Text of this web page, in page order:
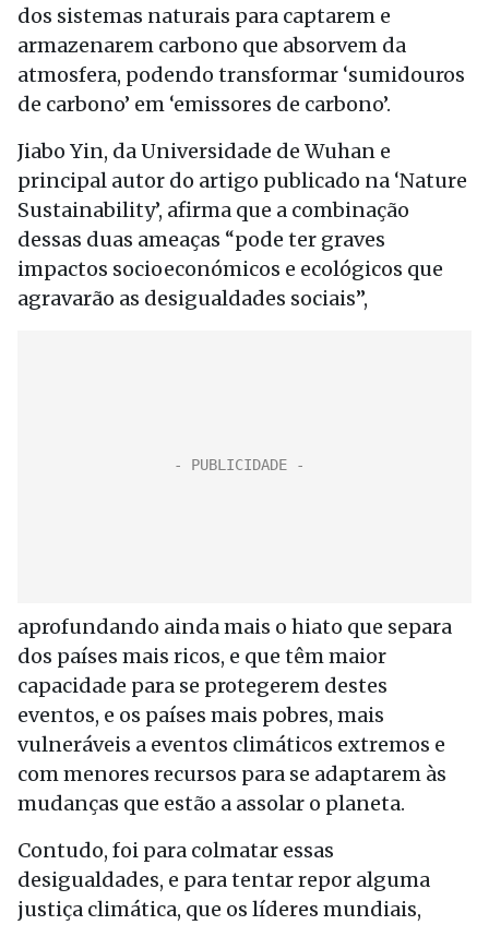
dos sistemas naturais para captarem e
armazenarem carbono que absorvem da
atmosfera, podendo transformar ‘sumidouros
de carbono’ em ‘emissores de carbono’.
Jiabo Yin, da Universidade de Wuhan e
principal autor do artigo publicado na ‘Nature
Sustainability’, afirma que a combinação
dessas duas ameaças “pode ter graves
impactos socioeconómicos e ecológicos que
agravarão as desigualdades sociais”,
aprofundando ainda mais o hiato que separa
dos países mais ricos, e que têm maior
capacidade para se protegerem destes
eventos, e os países mais pobres, mais
vulneráveis a eventos climáticos extremos e
com menores recursos para se adaptarem às
mudanças que estão a assolar o planeta.
Contudo, foi para colmatar essas
desigualdades, e para tentar repor alguma
justiça climática, que os líderes mundiais,